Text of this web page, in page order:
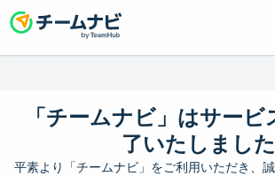
「チームナビ」はサービ
了いたしました
平素より「チームナビ」をご利用いただき、